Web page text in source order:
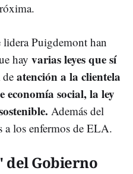
Puigdemont han
hay varias leyes que sí
de atención a la clientela
economía social, la ley
Además del
a los enfermos de ELA.
del Gobierno